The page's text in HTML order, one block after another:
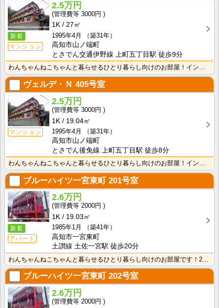
新着
マンション
2.5万円
3000円
1K
27㎡
1995年4月
（築31年）
高知市山ノ端町
とさでん交通伊野線 上町五丁目駅 徒歩9分
ヴェルデ・Ｎ 405号室
マンション
2.5万円
3000円
1K
19.04㎡
1995年4月
（築31年）
高知市山ノ端町
とさでん後免線 上町五丁目駅 徒歩8分
ブルーハイツ一宮東町201号室
新着
アパート
2.6万円
2000円
1K
19.03㎡
1985年1月
（築41年）
高知市一宮東町
土讃線 土佐一宮駅 徒歩20分
ブルーハイツ一宮東町202号室
2.6万円
2000円